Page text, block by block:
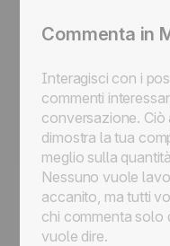
Commenta in
Interagisci con i
commenti
conversazione. Ciò
dimostra la tua
meglio sulla
Nessuno vuole
accanito, ma tutti
chi commenta solo
vuole dire.